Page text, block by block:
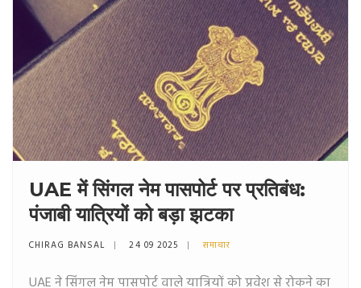
UAE में सिंगल नेम पासपोर्ट पर प्रतिबंध:
पंजाबी यात्रियों को बड़ा झटका
CHIRAG BANSAL 24 09 2025 समाचार
UAE ने सिंगल नेम पासपोर्ट वाले यात्रियों को प्रवेश से रोकने का